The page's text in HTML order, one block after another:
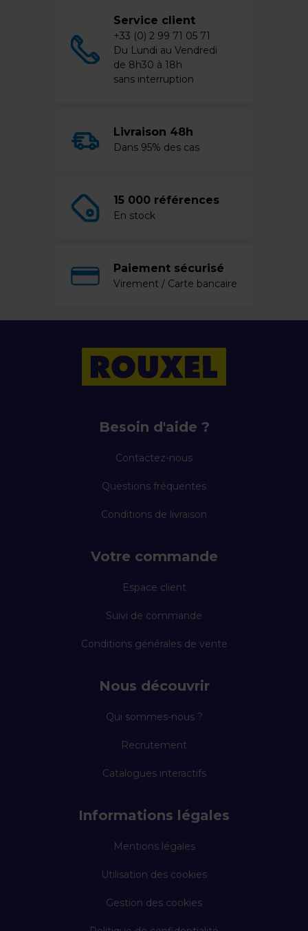
Service client
+33 (0) 2 99 71 05 71
Du Lundi au Vendredi
de 8h30 à 18h
sans interruption
Livraison 48h
Dans 95% des cas
15 000 références
En stock
Paiement sécurisé
Virement / Carte bancaire
Besoin d'aide ?
Contactez-nous
Questions fréquentes
Conditions de livraison
Votre commande
Espace client
Suivi de commande
Conditions générales de vente
Nous découvrir
Qui sommes-nous ?
Recrutement
Catalogues interactifs
Informations légales
Mentions légales
Utilisation des cookies
Gestion des cookies